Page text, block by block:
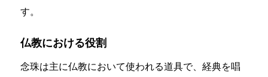
す。
仏教における役割
念珠は主に仏教において使われる道具で、経典を唱